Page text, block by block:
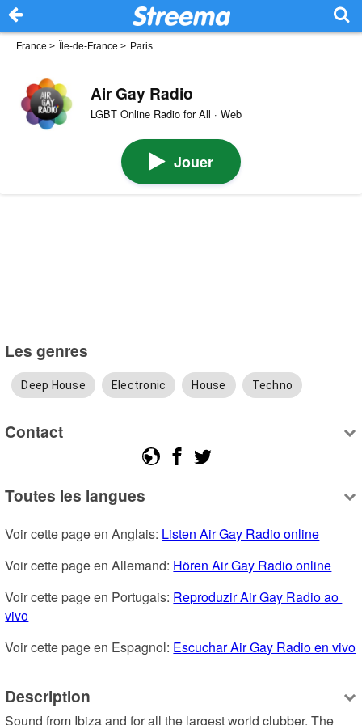
France > Île-de-France > Paris
Air Gay Radio
LGBT Online Radio for All · Web
Jouer
Les genres
Deep House Electronic House Techno
Contact
Toutes les langues
Voir cette page en Anglais: Listen Air Gay Radio online
Voir cette page en Allemand: Hören Air Gay Radio online
Voir cette page en Portugais: Reproduzir Air Gay Radio ao
vivo
Voir cette page en Espagnol: Escuchar Air Gay Radio en vivo
Description
Sound from Ibiza and for all the largest world clubber. The